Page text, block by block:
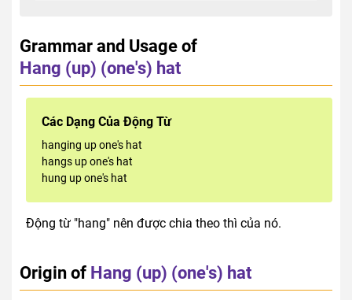
Grammar and Usage of
Hang (up) (one's) hat
Các Dạng Của Động Từ
hanging up one's hat
hangs up one's hat
hung up one's hat
Động từ "hang" nên được chia theo thì của nó.
Origin of Hang (up) (one's) hat